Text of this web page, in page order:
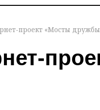
проект «Мосты